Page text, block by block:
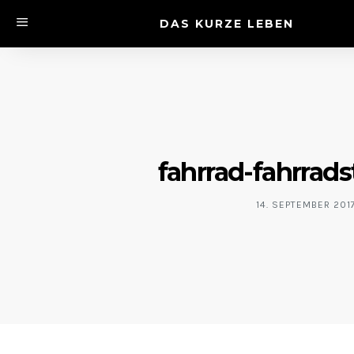
DAS KURZE LEBEN
fahrrad-
14. SEPTEMBER